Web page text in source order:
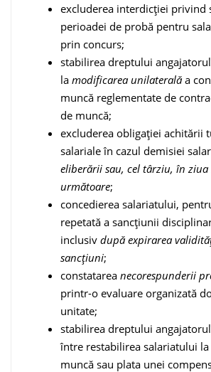
excluderea interdicției privind
perioadei de probă pentru
prin concurs;
stabilirea dreptului
la modificarea unilateralăa
muncă reglementate de
de muncă;
excluderea obligației achitării
salariale în cazul demisiei
eliberării sau, cel târziu, în
următoare;
concedierea salariatului,
repetată a sancțiunii
inclusiv după expirarea
sancțiuni;
constatarea necorespunderii
printr-o evaluare organizată
unitate;
stabilirea dreptului
între restabilirea salariatului
muncă sau plata unei